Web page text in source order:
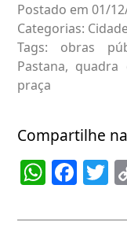
Postado em 01/
Categorias:
Tags: obras
Pastana, quadra
praça
Compartilhe